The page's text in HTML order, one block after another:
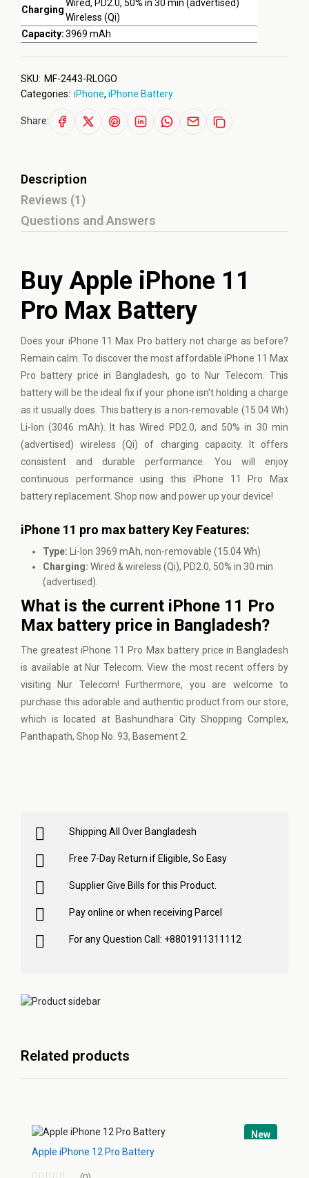
Charging
Wired, PD2.0, 50% in 30 min (advertised)
Wireless (Qi)
Capacity:3969 mAh
SKU: MF-2443-RLOGO
Categories: iPhone, iPhone Battery
Share:
Description
Reviews (1)
Questions and Answers
Buy Apple iPhone 11
Pro Max Battery
Does your iPhone 11 Max Pro battery not charge as before?
Remain calm. To discover the most affordable iPhone 11 Max
Pro battery price in Bangladesh, go to Nur Telecom. This
battery will be the ideal fix if your phone isn't holding a charge
as it usually does. This battery is a non-removable (15.04 Wh)
Li-Ion (3046 mAh). It has Wired PD2.0, and 50% in 30 min
(advertised) wireless (Qi) of charging capacity. It offers
consistent and durable performance. You will enjoy
continuous performance using this iPhone 11 Pro Max
battery replacement. Shop now and power up your device!
iPhone 11 pro max battery Key Features:
Type: Li-Ion 3969 mAh, non-removable (15.04 Wh)
Charging: Wired & wireless (Qi), PD2.0, 50% in 30 min
(advertised).
What is the current iPhone 11 Pro
Max battery price in Bangladesh?
The greatest iPhone 11 Pro Max battery price in Bangladesh
is available at Nur Telecom. View the most recent offers by
visitingNur Telecom! Furthermore, you are welcome to
purchase this adorable and authentic product from our store,
which is located at Bashundhara City Shopping Complex,
Panthapath, Shop No. 93, Basement 2.
Shipping All Over Bangladesh
Free 7-Day Return if Eligible, So Easy
Supplier Give Bills for this Product.
Pay online or when receiving Parcel
For any Question Call: +8801911311112
Related products
New
Apple iPhone 12 Pro Battery